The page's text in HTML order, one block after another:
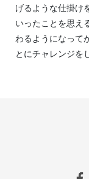
げるような仕掛け
いったことを思え
わるようになって
とにチャレンジを